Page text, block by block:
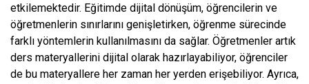
etkilemektedir. Eğitimde dijital dönüşüm, öğrencilerin ve
öğretmenlerin sınırlarını genişletirken, öğrenme sürecinde
farklı yöntemlerin kullanılmasını da sağlar. Öğretmenler artık
ders materyallerini dijital olarak hazırlayabiliyor, öğrenciler
de bu materyallere her zaman her yerden erişebiliyor. Ayrıca,